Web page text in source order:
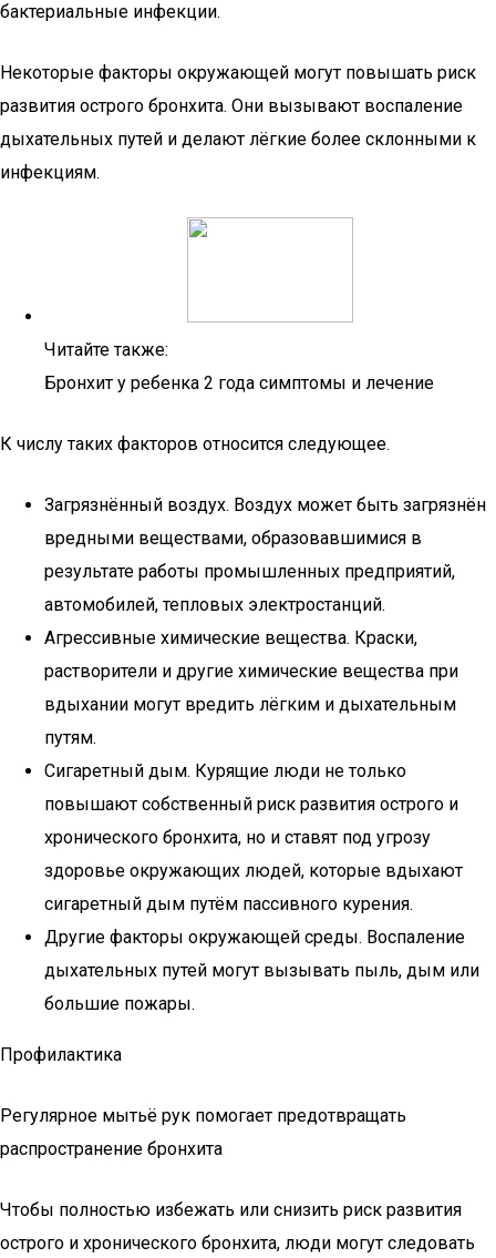
бактериальные инфекции.
Некоторые факторы окружающей могут повышать риск
развития острого бронхита. Они вызывают воспаление
дыхательных путей и делают лёгкие более склонными к
инфекциям.
Читайте также:
Бронхит у ребенка 2 года симптомы и лечение
К числу таких факторов относится следующее.
Загрязнённый воздух. Воздух может быть загрязнён
вредными веществами, образовавшимися в
результате работы промышленных предприятий,
автомобилей, тепловых электростанций.
Агрессивные химические вещества. Краски,
растворители и другие химические вещества при
вдыхании могут вредить лёгким и дыхательным
путям.
Сигаретный дым. Курящие люди не только
повышают собственный риск развития острого и
хронического бронхита, но и ставят под угрозу
здоровье окружающих людей, которые вдыхают
сигаретный дым путём пассивного курения.
Другие факторы окружающей среды. Воспаление
дыхательных путей могут вызывать пыль, дым или
большие пожары.
Профилактика
Регулярное мытьё рук помогает предотвращать
распространение бронхита
Чтобы полностью избежать или снизить риск развития
острого и хронического бронхита, люди могут следовать